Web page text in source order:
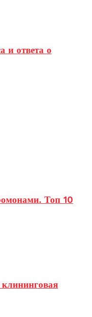
и ответа о
Топ 10
клининговая